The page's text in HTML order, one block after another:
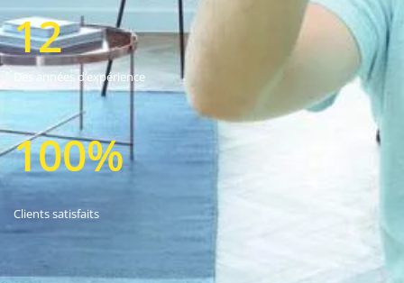
12
Des années d’expérience
100%
Clients satisfaits